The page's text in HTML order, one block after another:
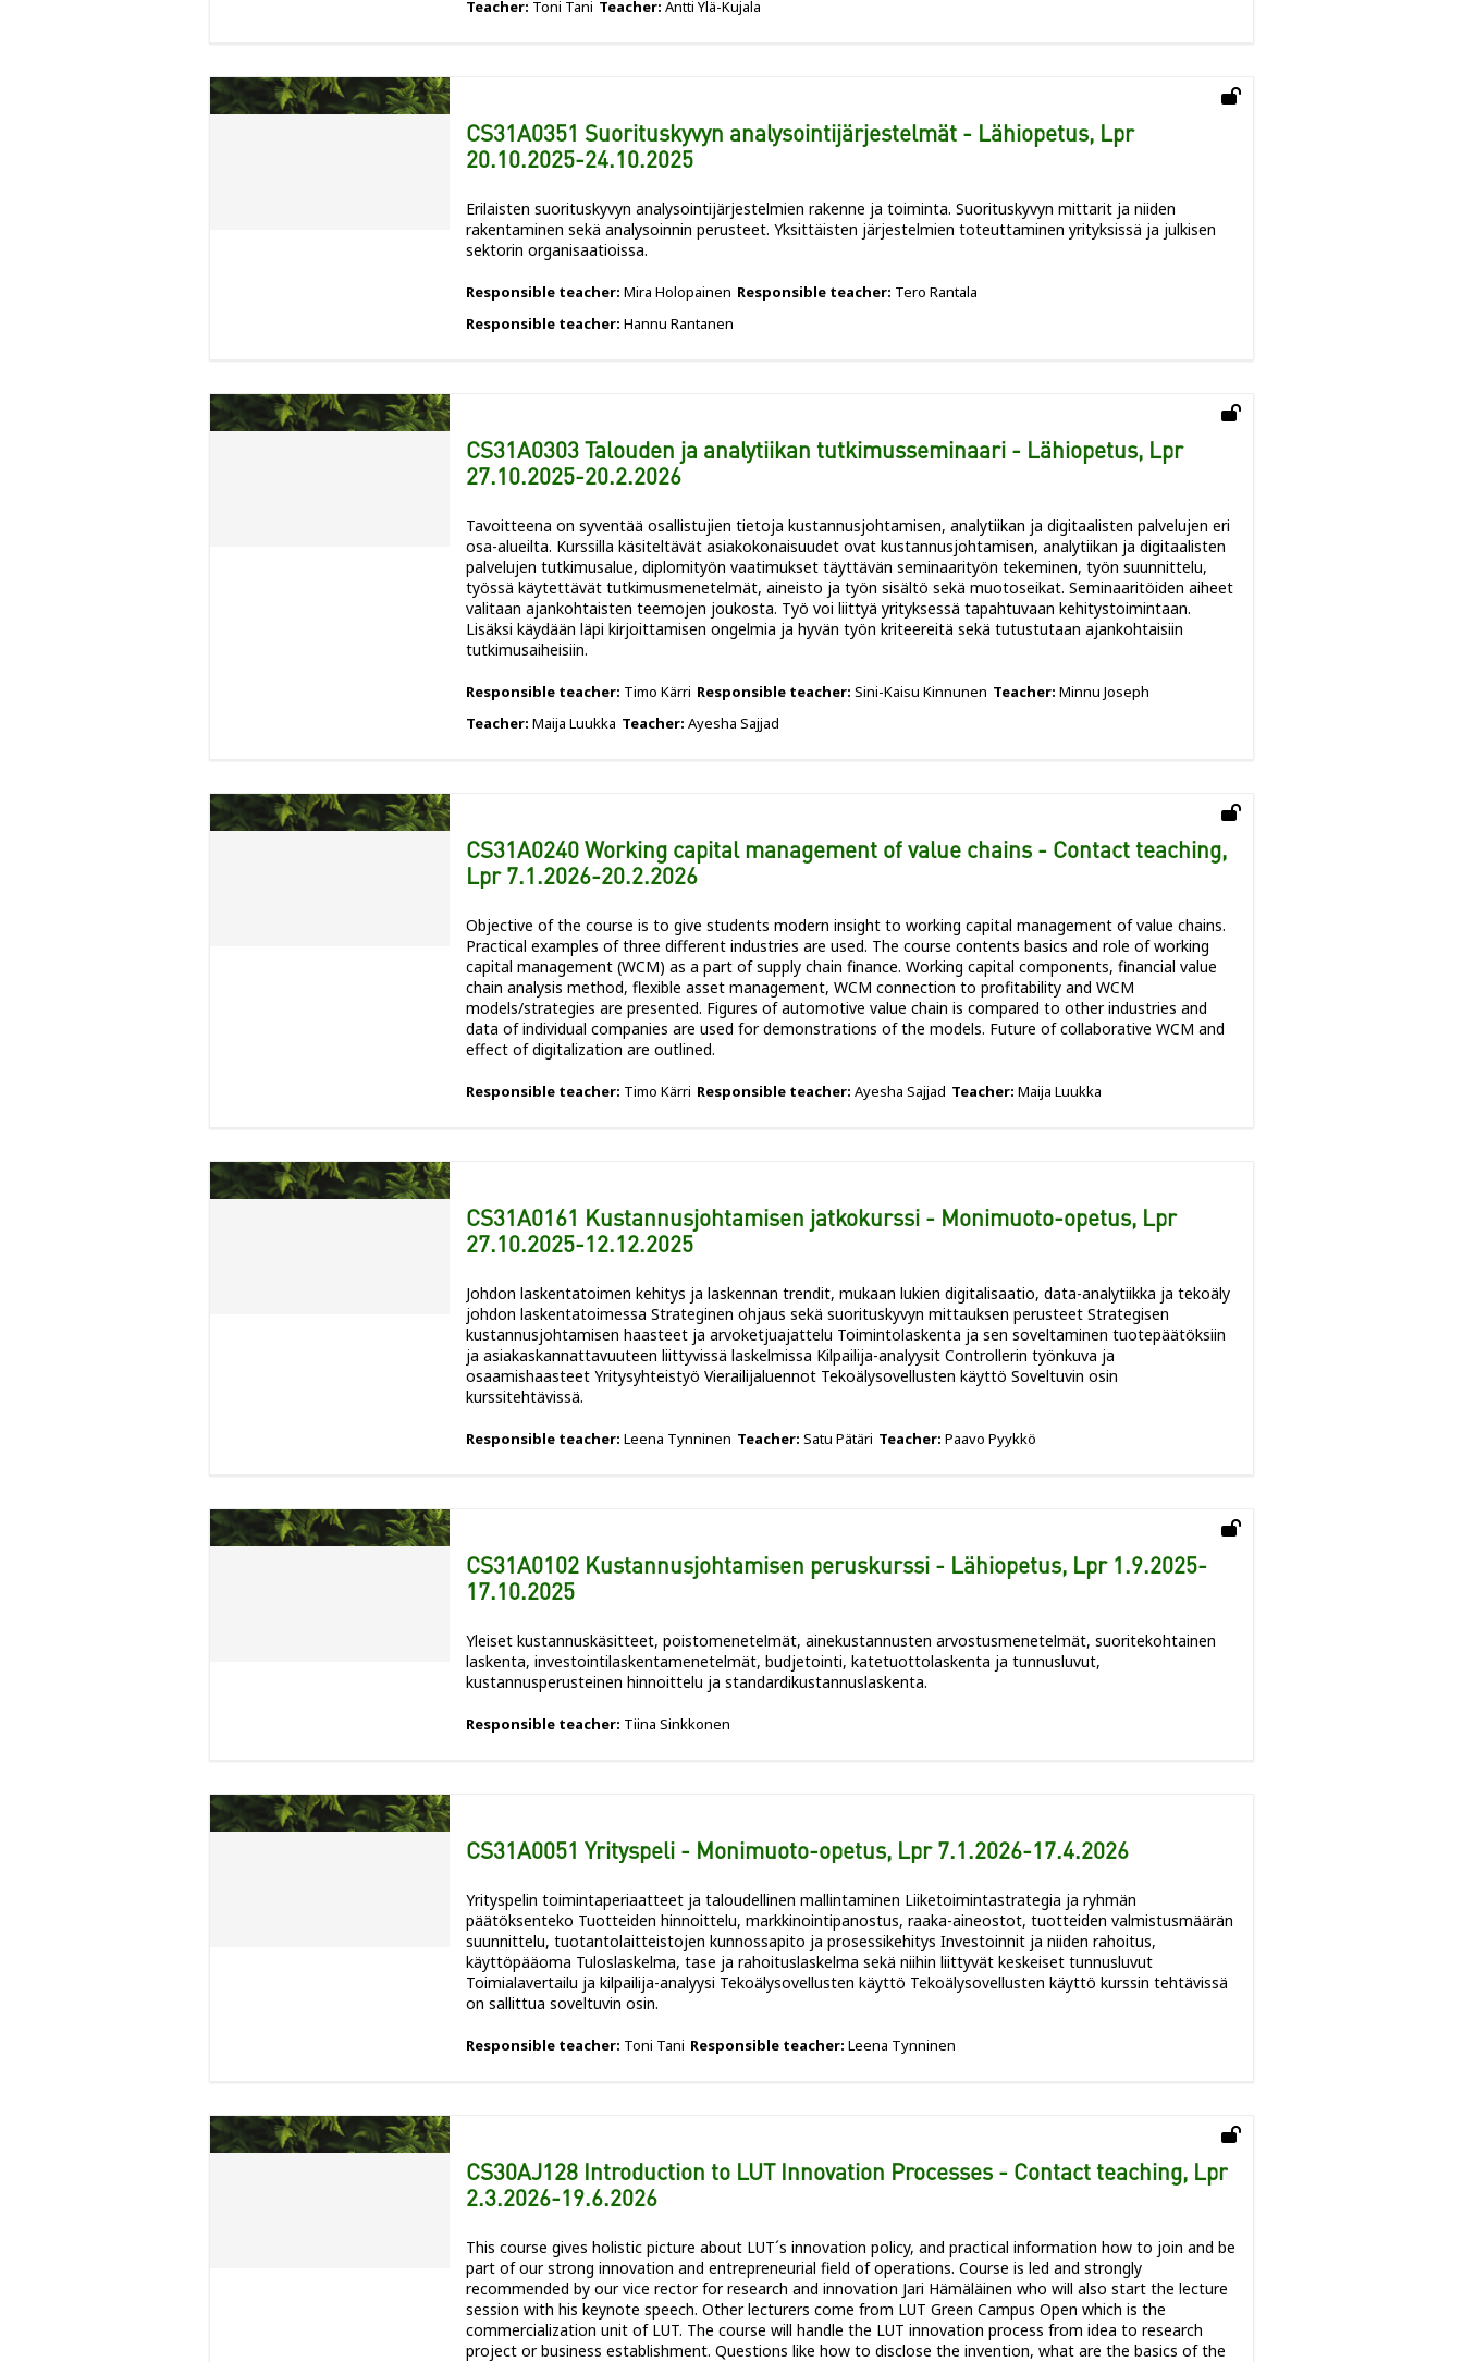
Teacher: Toni Tani Teacher: Antti Ylä-Kujala
CS31A0351 Suorituskyvyn analysointijärjestelmät - Lähiopetus, Lpr
20.10.2025-24.10.2025
Erilaisten suorituskyvyn analysointijärjestelmien rakenne ja toiminta. Suorituskyvyn mittarit ja niiden
rakentaminen sekä analysoinnin perusteet. Yksittäisten järjestelmien toteuttaminen yrityksissä ja julkisen
sektorin organisaatioissa.
Responsible teacher: Mira Holopainen Responsible teacher: Tero Rantala
Responsible teacher: Hannu Rantanen
CS31A0303 Talouden ja analytiikan tutkimusseminaari - Lähiopetus, Lpr
27.10.2025-20.2.2026
Tavoitteena on syventää osallistujien tietoja kustannusjohtamisen, analytiikan ja digitaalisten palvelujen eri
osa-alueilta. Kurssilla käsiteltävät asiakokonaisuudet ovat kustannusjohtamisen, analytiikan ja digitaalisten
palvelujen tutkimusalue, diplomityön vaatimukset täyttävän seminaarityön tekeminen, työn suunnittelu,
työssä käytettävät tutkimusmenetelmät, aineisto ja työn sisältö sekä muotoseikat. Seminaaritöiden aiheet
valitaan ajankohtaisten teemojen joukosta. Työ voi liittyä yrityksessä tapahtuvaan kehitystoimintaan.
Lisäksi käydään läpi kirjoittamisen ongelmia ja hyvän työn kriteereitä sekä tutustutaan ajankohtaisiin
tutkimusaiheisiin.
Responsible teacher: Timo Kärri Responsible teacher: Sini-Kaisu Kinnunen Teacher: Minnu Joseph
Teacher: Maija Luukka Teacher: Ayesha Sajjad
CS31A0240 Working capital management of value chains - Contact teaching,
Lpr 7.1.2026-20.2.2026
Objective of the course is to give students modern insight to working capital management of value chains.
Practical examples of three different industries are used. The course contents basics and role of working
capital management (WCM) as a part of supply chain finance. Working capital components, financial value
chain analysis method, flexible asset management, WCM connection to profitability and WCM
models/strategies are presented. Figures of automotive value chain is compared to other industries and
data of individual companies are used for demonstrations of the models. Future of collaborative WCM and
effect of digitalization are outlined.
Responsible teacher: Timo Kärri Responsible teacher: Ayesha Sajjad Teacher: Maija Luukka
CS31A0161 Kustannusjohtamisen jatkokurssi - Monimuoto-opetus, Lpr
27.10.2025-12.12.2025
Johdon laskentatoimen kehitys ja laskennan trendit, mukaan lukien digitalisaatio, data-analytiikka ja tekoäly
johdon laskentatoimessa Strateginen ohjaus sekä suorituskyvyn mittauksen perusteet Strategisen
kustannusjohtamisen haasteet ja arvoketjuajattelu Toimintolaskenta ja sen soveltaminen tuotepäätöksiin
ja asiakaskannattavuuteen liittyvissä laskelmissa Kilpailija-analyysit Controllerin työnkuva ja
osaamishaasteet Yritysyhteistyö Vierailijaluennot Tekoälysovellusten käyttö Soveltuvin osin
kurssitehtävissä.
Responsible teacher: Leena Tynninen Teacher: Satu Pätäri Teacher: Paavo Pyykkö
CS31A0102 Kustannusjohtamisen peruskurssi - Lähiopetus, Lpr 1.9.2025-
17.10.2025
Yleiset kustannuskäsitteet, poistomenetelmät, ainekustannusten arvostusmenetelmät, suoritekohtainen
laskenta, investointilaskentamenetelmät, budjetointi, katetuottolaskenta ja tunnusluvut,
kustannusperusteinen hinnoittelu ja standardikustannuslaskenta.
Responsible teacher: Tiina Sinkkonen
CS31A0051 Yrityspeli - Monimuoto-opetus, Lpr 7.1.2026-17.4.2026
Yrityspelin toimintaperiaatteet ja taloudellinen mallintaminen Liiketoimintastrategia ja ryhmän
päätöksenteko Tuotteiden hinnoittelu, markkinointipanostus, raaka-aineostot, tuotteiden valmistusmäärän
suunnittelu, tuotantolaitteistojen kunnossapito ja prosessikehitys Investoinnit ja niiden rahoitus,
käyttöpääoma Tuloslaskelma, tase ja rahoituslaskelma sekä niihin liittyvät keskeiset tunnusluvut
Toimialavertailu ja kilpailija-analyysi Tekoälysovellusten käyttö Tekoälysovellusten käyttö kurssin tehtävissä
on sallittua soveltuvin osin.
Responsible teacher: Toni Tani Responsible teacher: Leena Tynninen
CS30AJ128 Introduction to LUT Innovation Processes - Contact teaching, Lpr
2.3.2026-19.6.2026
This course gives holistic picture about LUT´s innovation policy, and practical information how to join and be
part of our strong innovation and entrepreneurial field of operations. Course is led and strongly
recommended by our vice rector for research and innovation Jari Hämäläinen who will also start the lecture
session with his keynote speech. Other lecturers come from LUT Green Campus Open which is the
commercialization unit of LUT. The course will handle the LUT innovation process from idea to research
project or business establishment. Questions like how to disclose the invention, what are the basics of the